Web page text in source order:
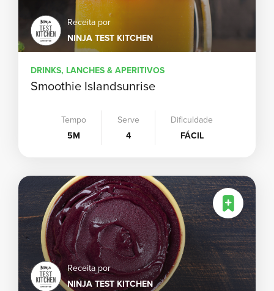
Receita por
NINJA TEST KITCHEN
DRINKS, LANCHES & APERITIVOS
Smoothie Islandsunrise
Tempo
5M
Serve
4
Dificuldade
FÁCIL
Receita por
NINJA TEST KITCHEN